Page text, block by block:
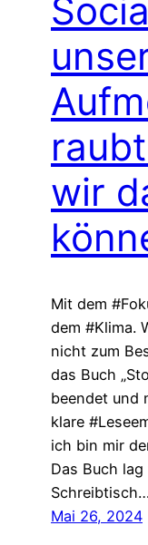
wir
Mit dem
dem #Klima.
nicht zum
das Buch
beendet und
klare
ich bin mir
Das Buch
Schreibtisch…
Mai 26, 2024